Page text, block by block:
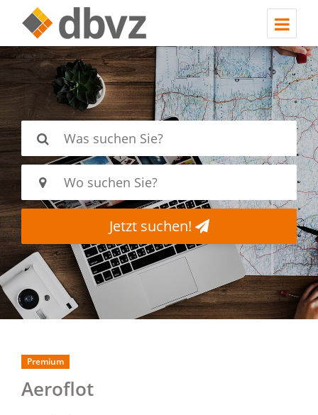
Jetzt suchen!
Aeroflot
Premium